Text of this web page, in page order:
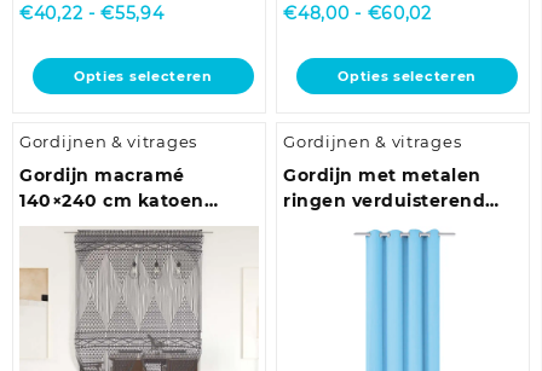
€40,22 - €55,94Prijsklasse:
tot
Opties selecteren
Dit
product
meerdere
variaties.
Deze
optie
gekozen
worden
€48,00 - €60,02Prijsklasse:
tot
Opties selecteren
Dit
product
meerdere
variaties.
Deze
Gordijnen & vitrages
Gordijn macramé
140×240 cm katoen
antraciet
Gordijnen & vitrages
Gordijn met metalen
ringen verduisterend
270×245 turquoise